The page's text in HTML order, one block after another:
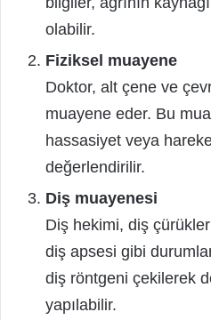
olabilir.
Fiziksel muayene
Doktor, alt çene ve
muayene eder. Bu
hassasiyet veya
değerlendirilir.
Diş muayenesi
Diş hekimi, diş
diş apsesi gibi
diş röntgeni çekilerek
yapılabilir.